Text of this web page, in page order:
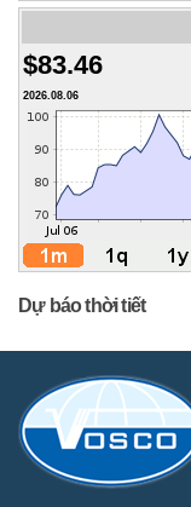
$83.46
2026.08.06
Dự báo thời tiết